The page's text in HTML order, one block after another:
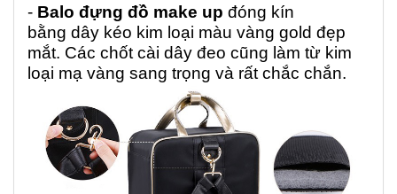
- Balo đựng đồ make up đóng kín
bằng dây kéo kim loại màu vàng gold đẹp
mắt. Các chốt cài dây đeo cũng làm từ kim
loại mạ vàng sang trọng và rất chắc chắn.